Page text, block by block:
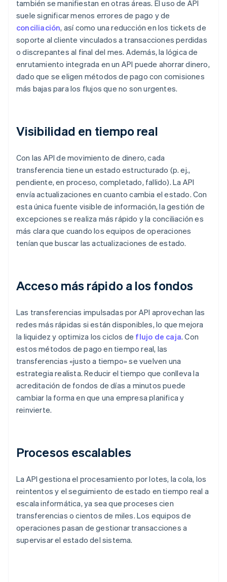
también se manifiestan en otras áreas. El uso de API
suele significar menos errores de pago y de
conciliación, así como una reducción en los tickets de
soporte al cliente vinculados a transacciones perdidas
o discrepantes al final del mes. Además, la lógica de
enrutamiento integrada en un API puede ahorrar dinero,
dado que se eligen métodos de pago con comisiones
más bajas para los flujos que no son urgentes.
Visibilidad en tiempo real
Con las API de movimiento de dinero, cada
transferencia tiene un estado estructurado (p. ej.,
pendiente, en proceso, completado, fallido). La API
envía actualizaciones en cuanto cambia el estado. Con
esta única fuente visible de información, la gestión de
excepciones se realiza más rápido y la conciliación es
más clara que cuando los equipos de operaciones
tenían que buscar las actualizaciones de estado.
Acceso más rápido a los fondos
Las transferencias impulsadas por API aprovechan las
redes más rápidas si están disponibles, lo que mejora
la liquidez y optimiza los ciclos de flujo de caja. Con
estos métodos de pago en tiempo real, las
transferencias «justo a tiempo» se vuelven una
estrategia realista. Reducir el tiempo que conlleva la
acreditación de fondos de días a minutos puede
cambiar la forma en que una empresa planifica y
reinvierte.
Procesos escalables
La API gestiona el procesamiento por lotes, la cola, los
reintentos y el seguimiento de estado en tiempo real a
escala informática, ya sea que proceses cien
transferencias o cientos de miles. Los equipos de
operaciones pasan de gestionar transacciones a
supervisar el estado del sistema.